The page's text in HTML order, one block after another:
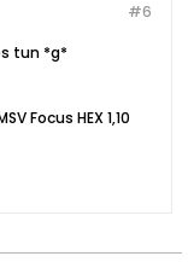
#6
tun *g*
Focus HEX 1,10